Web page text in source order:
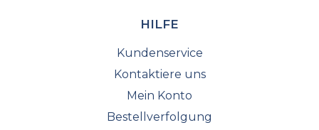
HILFE
Kundenservice
Kontaktiere uns
Mein Konto
Bestellverfolgung